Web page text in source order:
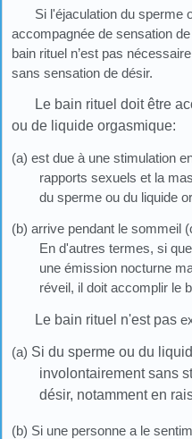
Si l'éjaculation du sperme
accompagnée de sensation
bain rituel n’est pas
sans sensation de désir.
Le bain rituel doit être
ou de liquide orgasmique:
(a) est due à une stimulation
rapports sexuels et la
du sperme ou du liquide
(b) arrive pendant le sommeil
En d'autres termes, si
une émission nocturne
réveil, il doit accomplir le
Le bain rituel n'est pas
(a) Si du sperme ou du
involontairement sans
désir, notamment en
(b) Si une personne a le